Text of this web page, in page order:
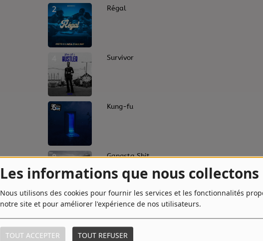
Les informations que nous collectons
Nous utilisons des cookies pour fournir les services et les fonctionnalités
notre site et pour améliorer l'expérience de nos utilisateurs.
TOUT ACCEPTER TOUT REFUSER
2 Régal
Survivor
6 Kung-fu
8 Gangsta Shit
10
Reveillons Nous feat Salif &
Soprano